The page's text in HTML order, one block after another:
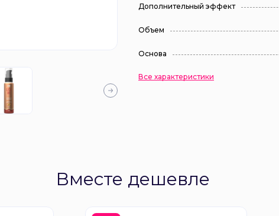
Дополнительный эффект
Объем
Основа
Все характеристики
Вместе дешевле